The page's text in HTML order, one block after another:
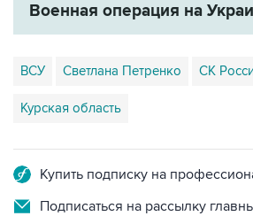
Военная операция на
ВСУ Светлана Петренко СК
Курская область
Купить подписку на
Подписаться на рассылку